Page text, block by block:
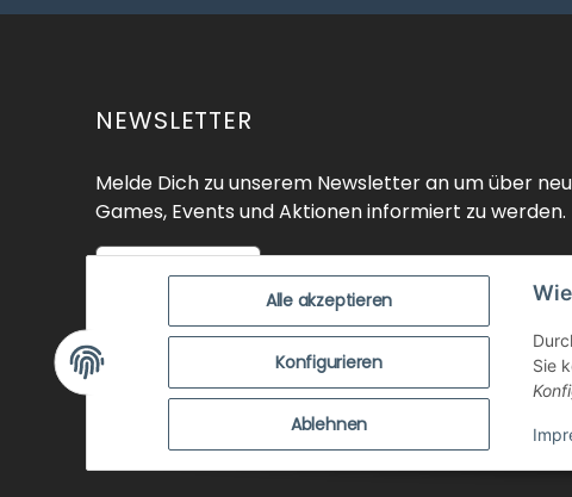
Alle akzeptieren
Konfigurieren
Ablehnen
Sie
NEWSLETTER
Melde Dich zu unserem Newsletter an um über
Games, Events und Aktionen informiert zu werden.
Zur Anmeldung
ÜBER UNS
ZUSTANDSBEWERTUNG